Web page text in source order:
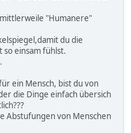
mittlerweile "Humanere"
du die
so einsam fühlst.
ein Mensch, bist du von
die Dinge einfach übersich
Abstufungen von Menschen